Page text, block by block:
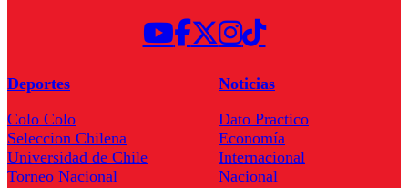
Deportes
Colo Colo
Seleccion Chilena
Universidad de Chile
Torneo Nacional
Noticias
Dato Practico
Economía
Internacional
Nacional